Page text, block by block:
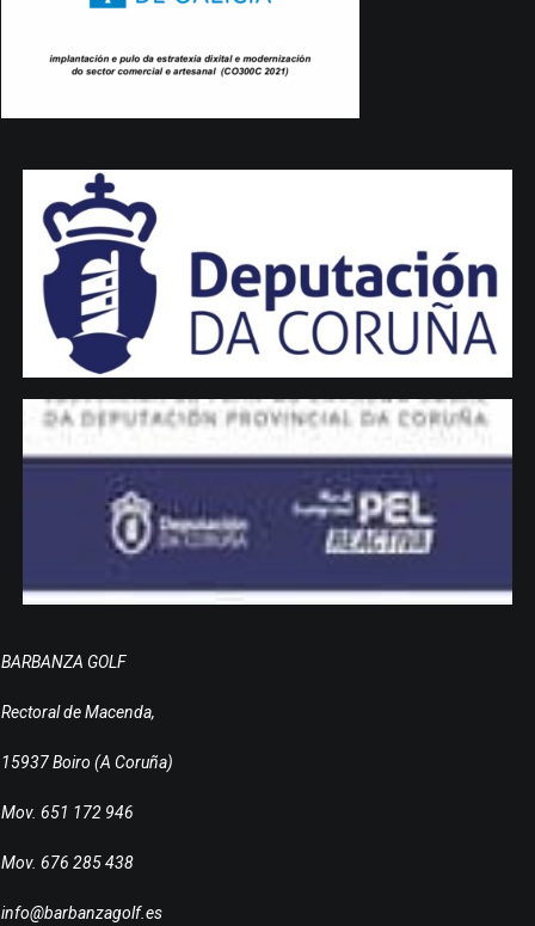
BARBANZA GOLF
Rectoral de Macenda,
15937 Boiro (A Coruña)
Mov. 651 172 946
Mov. 676 285 438
info@barbanzagolf.es